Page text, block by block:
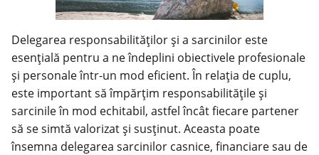
Delegarea responsabilităților și a sarcinilor este
esențială pentru a ne îndeplini obiectivele profesionale
și personale într-un mod eficient. În relația de cuplu,
este important să împărțim responsabilitățile și
sarcinile în mod echitabil, astfel încât fiecare partener
să se simtă valorizat și susținut. Aceasta poate
însemna delegarea sarcinilor casnice, financiare sau de